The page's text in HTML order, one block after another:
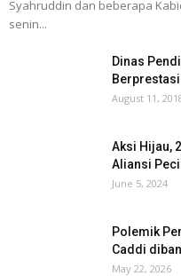
Syahruddin dan beberapa
senin...
Dinas
August 11,
Aksi Hijau,
Aliansi
June 5, 2024
Polemik
Caddi
May 22, 2026